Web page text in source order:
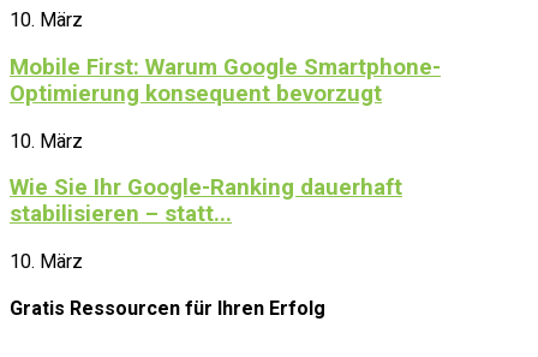
10. März
Mobile First: Warum Google Smartphone-
Optimierung konsequent bevorzugt
10. März
Wie Sie Ihr Google-Ranking dauerhaft
stabilisieren – statt...
10. März
Gratis Ressourcen für Ihren Erfolg